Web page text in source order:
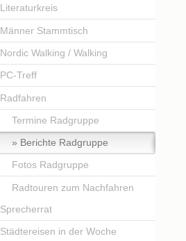
Literaturkreis
Männer Stammtisch
Nordic Walking / Walking
PC-Treff
Radfahren
Termine Radgruppe
Berichte Radgruppe
Fotos Radgruppe
Radtouren zum Nachfahren
Sprecherrat
Städtereisen in der Woche